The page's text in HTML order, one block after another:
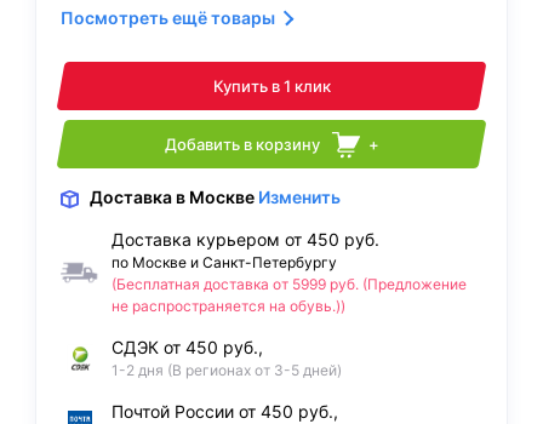
Посмотреть ещё товары
Купить в 1 клик
Добавить в корзину +
Доставка в Москве Изменить
Доставка курьером от 450 руб.
по Москве и Санкт-Петербургу
(Бесплатная доставка от 5999 руб. (Предложение
не распространяется на обувь.))
СДЭК от 450 руб.,
1-2 дня (В регионах от 3-5 дней)
Почтой России от 450 руб.,